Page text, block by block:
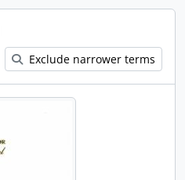
Exclude narrower terms